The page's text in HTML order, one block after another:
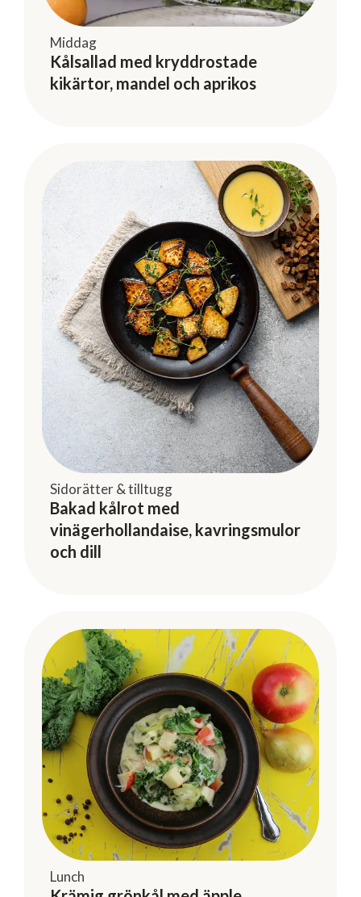
Middag
Kålsallad med kryddrostade
kikärtor, mandel och aprikos
Sidorätter & tilltugg
Bakad kålrot med
vinägerhollandaise, kavringsmulor
och dill
Lunch